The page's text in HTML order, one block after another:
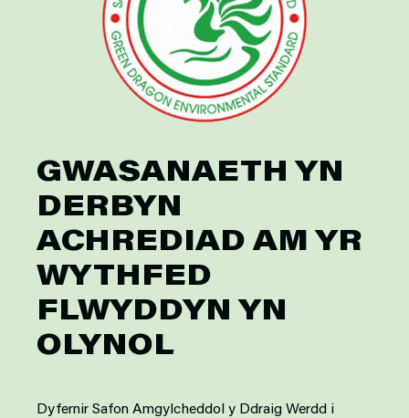
GWASANAETH YN
DERBYN
ACHREDIAD AM YR
WYTHFED
FLWYDDYN YN
OLYNOL
Dyfernir Safon Amgylcheddol y Ddraig Werdd i